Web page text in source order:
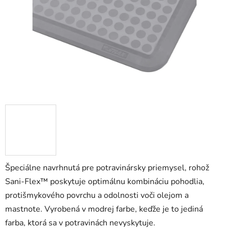
Špeciálne navrhnutá pre potravinársky priemysel, rohož
Sani-Flex™ poskytuje optimálnu kombináciu pohodlia,
protišmykového povrchu a odolnosti voči olejom a
mastnote. Vyrobená v modrej farbe, keďže je to jediná
farba, ktorá sa v potravinách nevyskytuje.
hviezdičiek.